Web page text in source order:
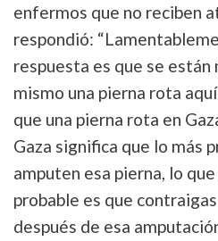
enfermos que no reciben
respondió:
respuesta es que se están
mismo una pierna rota
que una pierna rota en
Gaza significa que lo más
amputen esa pierna, lo
probable es que
después de esa